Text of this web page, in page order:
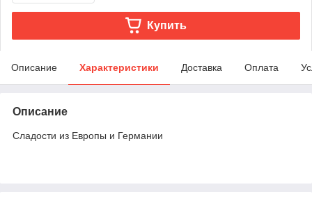
Купить
Описание Характеристики Доставка Оплата
Описание
Сладости из Европы и Германии